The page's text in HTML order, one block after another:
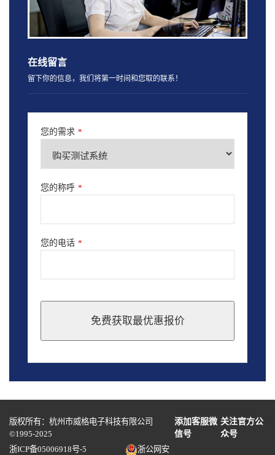
在线留言
留下你的信息，我们将第一时间和您取的联系！
您的需求 *
您的称呼 *
您的电话 *
免费获取最优惠报价
should
blank
版权所有：杭州市威格电子科技有限公司
©1995-2025
添加客服微
信号
关注官方公
众号
浙ICP备05006918号-5
浙公网安